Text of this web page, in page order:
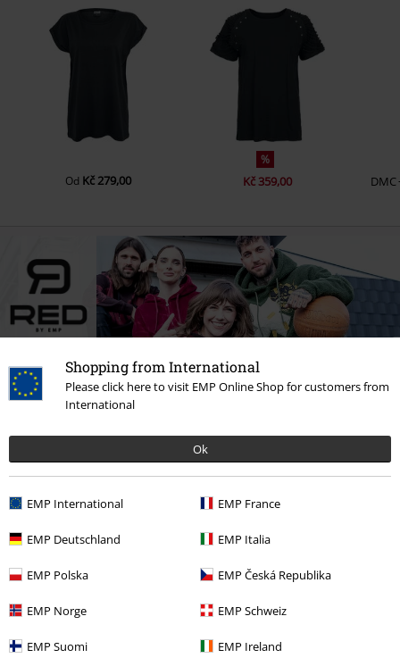
Shopping from International
Please click here to visit EMP Online Shop for customers from
International
Ok
EMP International EMP France
EMP Deutschland EMP Italia
EMP Polska EMP Česká Republika
EMP Norge EMP Schweiz
EMP Suomi EMP Ireland
Od Kč 279,00
%
Kč 359,00 DMC
DMCOdKč 899,00 DMCKč 899,00